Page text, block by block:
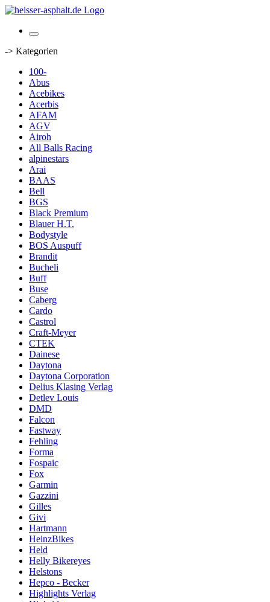
-> Kategorien
100-
Abus
Acebikes
Acerbis
AFAM
AGV
Airoh
All Balls Racing
alpinestars
Arai
BAAS
Bell
BGS
Black Premium
Blauer H.T.
Bodystyle
BOS Auspuff
Brandit
Bucheli
Buff
Buse
Caberg
Cardo
Castrol
Craft-Meyer
CTEK
Dainese
Daytona
Daytona Corporation
Delius Klasing Verlag
Detlev Louis
DMD
Falcon
Fastway
Fehling
Forma
Fospaic
Fox
Garmin
Gazzini
Gilles
Givi
Hartmann
HeinzBikes
Held
Helly Bikereyes
Helstons
Hepco - Becker
Highlights Verlag